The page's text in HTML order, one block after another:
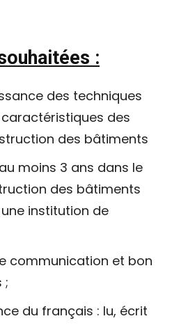
:
des techniques
des
des bâtiments
moins 3 ans dans le
des bâtiments
institution de
communication et bon
;
du français : lu, écrit